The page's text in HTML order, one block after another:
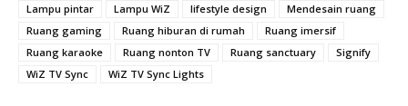
Lampu pintar
Lampu WiZ lifestyle design
Mendesain ruang
Ruang gaming
Ruang hiburan di rumah
Ruang imersif
Ruang karaoke
Ruang nonton TV Ruang sanctuary
Signify
WiZ TV Sync
WiZ TV Sync Lights